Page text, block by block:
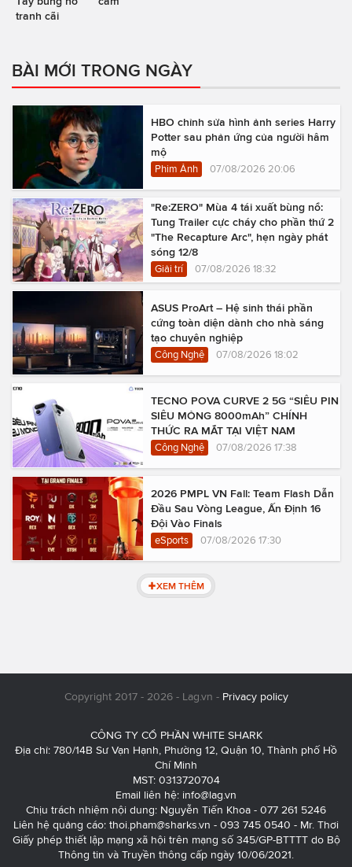
tranh cãi
BÀI MỚI TRONG NGÀY
HBO chỉnh sửa hình ảnh series Harry
Potter sau phản ứng của người hâm
mộ
Phim Ảnh 07/08/2026 20:06
"Re:ZERO" Mùa 4 tái xuất bùng nổ:
Tung Trailer cực cháy cho phần thứ 2
"The Recapture Arc", hẹn ngày phát
sóng 12/8
Giải trí 07/08/2026 18:32
ASUS ProArt – Hệ sinh thái phần
cứng toàn diện dành cho nhà sáng
tạo chuyên nghiệp
Công Nghệ 07/08/2026 18:02
TECNO POVA CURVE 2 5G “SIÊU PIN
SIÊU MỎNG 8000mAh” CHÍNH
THỨC RA MẮT TẠI VIỆT NAM
Công Nghệ 07/08/2026 17:38
2026 PMPL VN Fall: Team Flash Dẫn
Đầu Sau Vòng League, Ấn Định 16
Đội Vào Finals
eSports 07/08/2026 17:30
XEM THÊM
Copyright 2017 - 2026 - Lag.vn - Privacy policy
CÔNG TY CỔ PHẦN WHITE SHARK
Địa chỉ: 780/14B Sư Vạn Hạnh, Phường 12, Quận 10, Thành phố Hồ
Chí Minh
MST: 0313720704
Email liên hệ: info@lag.vn
Chịu trách nhiệm nội dung: Nguyễn Tiến Khoa - 077 261 5246
Liên hệ quảng cáo: thoi.pham@sharks.vn - 093 745 0540 - Mr. Thơi
Giấy phép thiết lập mạng xã hội trên mạng số 345/GP-BTTTT do Bộ
Thông tin và Truyền thông cấp ngày 10/06/2021.